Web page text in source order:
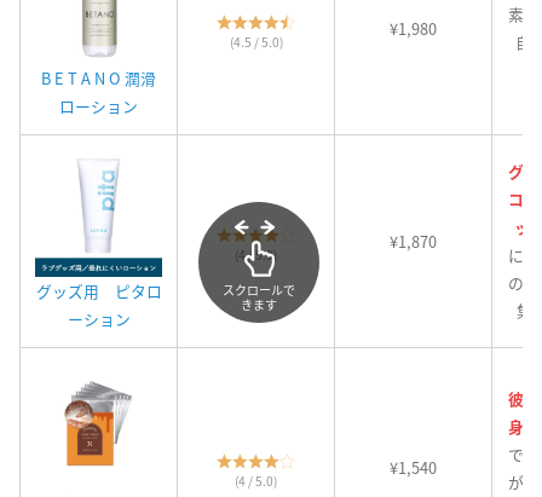
B E T A N O 潤滑
ローション
(4.5 / 5.0)
¥1,980
素
自
グッズ用 ピタロ
ーション
(4 / 5.0)
¥1,870
グ
コ
ッ
に
の
集
(4 / 5.0)
¥1,540
彼
身！
で
が
スクロールで
きます